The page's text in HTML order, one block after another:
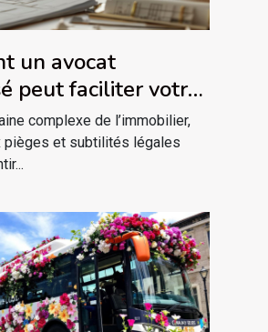
un avocat
peut faciliter votre
?
complexe de l’immobilier,
pièges et subtilités légales